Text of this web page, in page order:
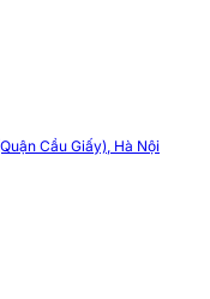
Cầu Giấy), Hà Nội